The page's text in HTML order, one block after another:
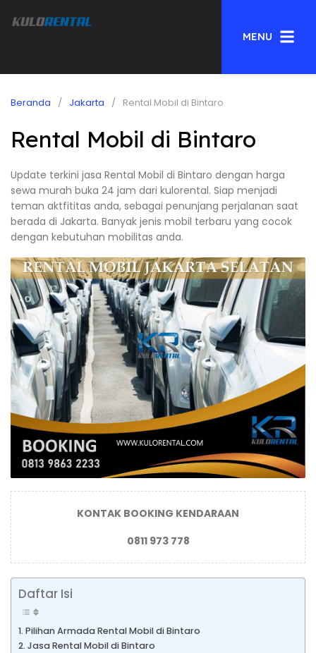
MENU
Beranda Jakarta Rental Mobil di Bintaro
Rental Mobil di Bintaro
Update terkini jasa Rental Mobil di Bintaro dengan harga
sewa murah buka 24 jam dari kulorental. Siap menjadi
teman aktfititas anda, sebagai penunjang perjalanan saat
berada di Jakarta. Banyak jenis mobil terbaru yang cocok
dengan kebutuhan mobilitas anda.
KONTAK BOOKING KENDARAAN
0811 973 778
Daftar Isi
Pilihan Armada Rental Mobil di Bintaro
Jasa Rental Mobil di Bintaro